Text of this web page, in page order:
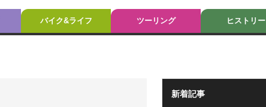
バイク&ライフ ツーリング ヒストリー
新着記事